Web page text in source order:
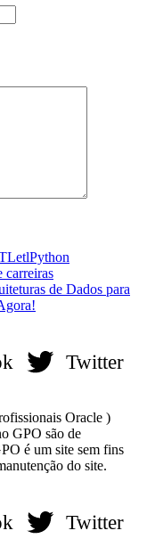
etlPython
carreiras
de Dados para
Twitter
Oracle )
GPO são de
é um site sem fins
do site.
Twitter